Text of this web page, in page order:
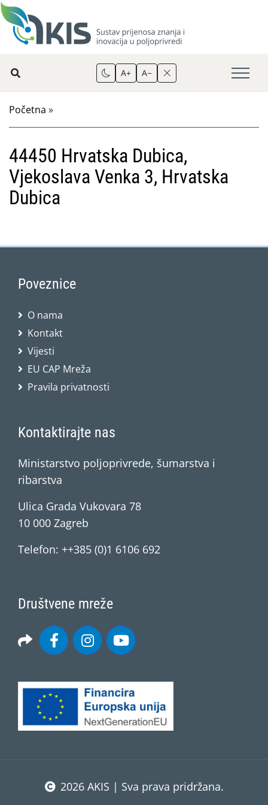
A+ A−
Početna »
44450 Hrvatska Dubica,
Vjekoslava Venka 3, Hrvatska
Dubica
Poveznice
O nama
Kontakt
Vijesti
EU CAP Mreža
Pravila privatnosti
Kontaktirajte nas
Ministarstvo poljoprivrede, šumarstva i
ribarstva
Ulica Grada Vukovara 78
10 000 Zagreb
Telefon: ++385 (0)1 6106 692
Društvene mreže
2026 AKIS | Sva prava pridržana.